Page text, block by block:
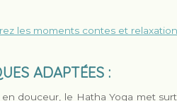
les moments contes et
ADAPTÉES :
douceur, le Hatha Yoga met